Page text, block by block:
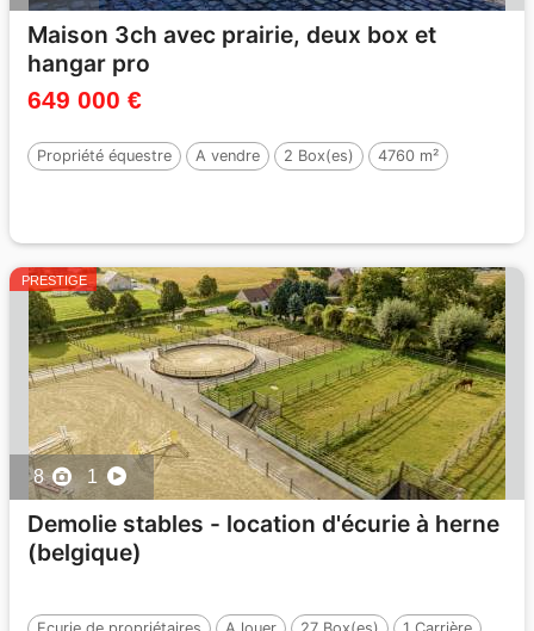
Maison 3ch avec prairie, deux box et
hangar pro
649 000 €
Propriété équestre A vendre 2 Box(es) 4760 m²
PRESTIGE
8 1
Demolie stables - location d'écurie à herne
(belgique)